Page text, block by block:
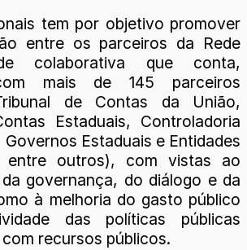
tem por objetivo promover
entre os parceiros da Rede
colaborativa que conta,
mais de 145 parceiros
de Contas da União,
Estaduais, Controladoria
Governos Estaduais e Entidades
entre outros), com vistas ao
governança, do diálogo e da
à melhoria do gasto público
das políticas públicas
recursos públicos.